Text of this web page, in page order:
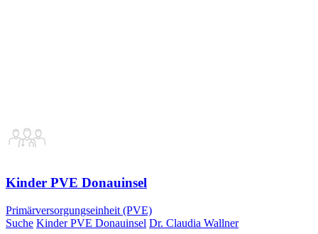
Kinder PVE Donauinsel
Primärversorgungseinheit (PVE)
Suche Kinder PVE Donauinsel Dr. Claudia Wallner